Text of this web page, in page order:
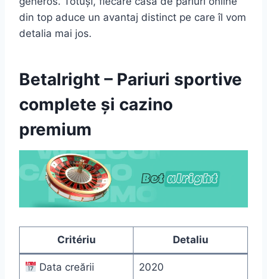
din top aduce un avantaj distinct pe care îl vom
detalia mai jos.
Betalright – Pariuri sportive
complete și cazino
premium
Critériu Detaliu
Data creării 2020